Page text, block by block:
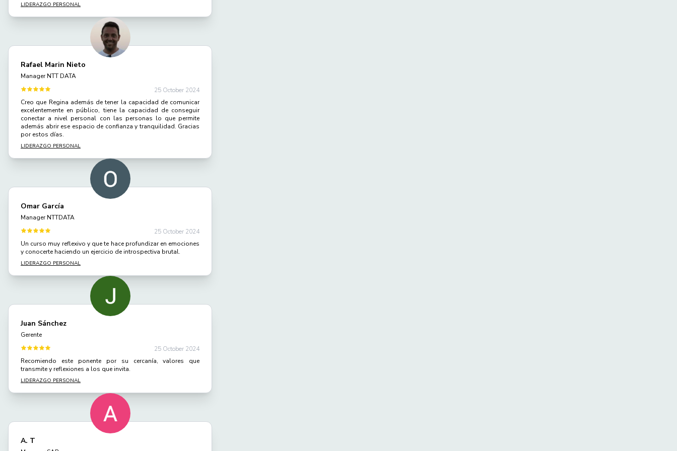
LIDERAZGO PERSONAL
Rafael Marin Nieto
Manager NTT DATA
25 October 2024
Creo que Regina además de tener la capacidad de comunicar
excelentemente en público, tiene la capacidad de conseguir
conectar a nivel personal con las personas lo que permite
además abrir ese espacio de confianza y tranquilidad. Gracias
por estos días.
LIDERAZGO PERSONAL
Omar García
Manager NTTDATA
25 October 2024
Un curso muy reflexivo y que te hace profundizar en emociones
y conocerte haciendo un ejercicio de introspectiva brutal.
LIDERAZGO PERSONAL
Juan Sánchez
Gerente
25 October 2024
Recomiendo este ponente por su cercanía, valores que
transmite y reflexiones a los que invita.
LIDERAZGO PERSONAL
A. T